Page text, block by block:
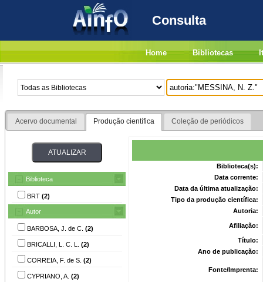
Consulta
Home Bibliotecas
Acervo documental Produção científica Coleção de periódicos
Biblioteca
BRT (2)
Autor
BARBOSA, J. de C. (2)
BRICALLI, L. C. L. (2)
CORREIA, F. de S. (2)
CYPRIANO, A. (2)
Biblioteca(s):
Data corrente:
Data da última atualização:
Tipo da produção científica:
Autoria:
Afiliação:
Título:
Ano de publicação:
Fonte/Imprenta: